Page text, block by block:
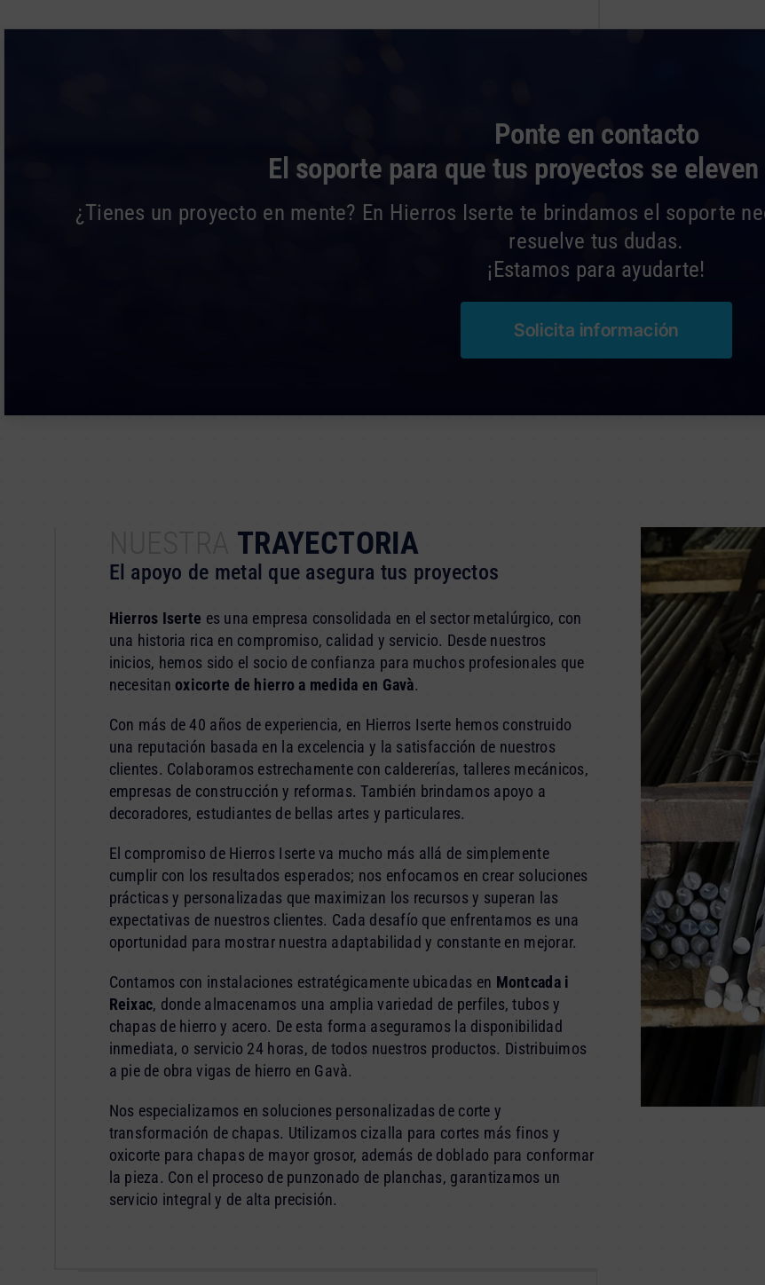
Ponte en contacto
El soporte para que tus proyectos se
¿Tienes un proyecto en mente? En Hierros Iserte te brindamos el soporte
resuelve tus dudas.
¡Estamos para ayudarte!
Solicita información
TRAYECTORIA
El apoyo de metal que asegura tus proyectos
Hierros Iserte es una empresa consolidada en el sector metalúrgico, con
una historia rica en compromiso, calidad y servicio. Desde nuestros
inicios, hemos sido el socio de confianza para muchos profesionales que
necesitanoxicorte de hierro a medida en Gavà.
Con más de 40 años de experiencia, en Hierros Iserte hemos construido
una reputación basada en la excelencia y la satisfacción de nuestros
clientes. Colaboramos estrechamente con caldererías, talleres mecánicos,
empresas de construcción y reformas. También brindamos apoyo a
decoradores, estudiantes de bellas artes y particulares.
El compromiso de Hierros Iserte va mucho más allá de simplemente
cumplir con los resultados esperados; nos enfocamos en crear soluciones
prácticas y personalizadas que maximizan los recursos y superan las
expectativas de nuestros clientes. Cada desafío que enfrentamos es una
oportunidad para mostrar nuestra adaptabilidad y constante en mejorar.
Contamos con instalaciones estratégicamente ubicadas en Montcada i
Reixac, donde almacenamos una amplia variedad de perfiles, tubos y
chapas de hierro y acero. De esta forma aseguramos la disponibilidad
inmediata, o servicio 24 horas, de todos nuestros productos. Distribuimos
a pie de obra vigas de hierro en Gavà.
Nos especializamos en soluciones personalizadas de corte y
transformación de chapas. Utilizamos cizalla para cortes más finos y
oxicorte para chapas de mayor grosor, además de doblado para conformar
la pieza. Con el proceso de punzonado de planchas, garantizamos un
servicio integral y de alta precisión.